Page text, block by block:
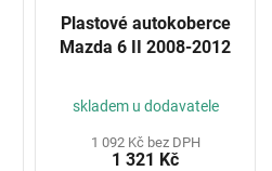
Plastové autokoberce
Mazda 6 II 2008-2012
skladem u dodavatele
1 092 Kč bez DPH
1 321 Kč